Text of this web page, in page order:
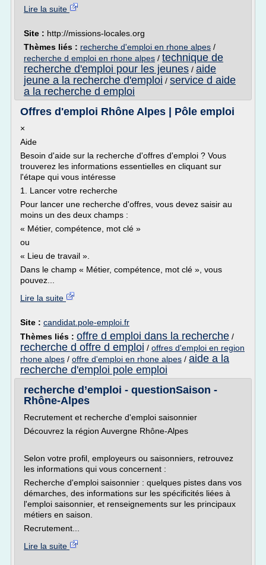
Lire la suite
Site : http://missions-locales.org
Thèmes liés : recherche d'emploi en rhone alpes /
recherche d emploi en rhone alpes / technique de
recherche d'emploi pour les jeunes / aide
jeune a la recherche d'emploi / service d aide
a la recherche d emploi
Offres d'emploi Rhône Alpes | Pôle emploi
×
Aide
Besoin d'aide sur la recherche d'offres d'emploi ? Vous
trouverez les informations essentielles en cliquant sur
l'étape qui vous intéresse
1. Lancer votre recherche
Pour lancer une recherche d'offres, vous devez saisir au
moins un des deux champs :
« Métier, compétence, mot clé »
ou
« Lieu de travail ».
Dans le champ « Métier, compétence, mot clé », vous
pouvez...
Lire la suite
Site : candidat.pole-emploi.fr
Thèmes liés : offre d emploi dans la recherche /
recherche d offre d emploi / offres d'emploi en region
rhone alpes / offre d'emploi en rhone alpes / aide a la
recherche d'emploi pole emploi
recherche d’emploi - questionSaison -
Rhône-Alpes
Recrutement et recherche d'emploi saisonnier
Découvrez la région Auvergne Rhône-Alpes
Selon votre profil, employeurs ou saisonniers, retrouvez
les informations qui vous concernent :
Recherche d'emploi saisonnier : quelques pistes dans vos
démarches, des informations sur les spécificités liées à
l'emploi saisonnier, et renseignements sur les principaux
métiers en saison.
Recrutement...
Lire la suite